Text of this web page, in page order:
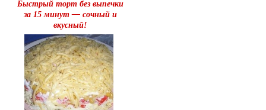
Быстрый торт без выпечки
за 15 минут — сочный и
вкусный!